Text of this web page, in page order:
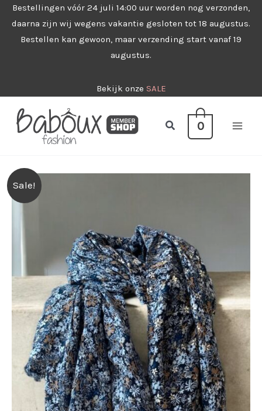
naar
Bestellingen vóór 24 juli 14:00 uur worden nog verzonden,
daarna zijn wij wegens vakantie gesloten tot 18 augustus.
Bestellen kan gewoon, maar verzending start vanaf 19
augustus.
Bekijk onze SALE
Zoeken0
Sale!